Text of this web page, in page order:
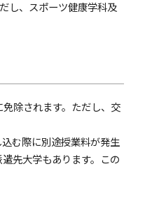
し、スポーツ健康学科及
除されます。ただし、交
む際に別途授業料が発生
先大学もあります。この